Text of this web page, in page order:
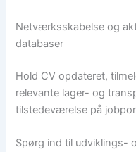
Netværksskabelse og
databaser
Hold CV opdateret,
relevante lager- og
tilstedeværelse på
Spørg ind til udviklings-